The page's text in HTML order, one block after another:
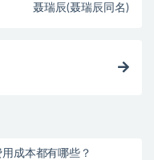
聂瑞辰(聂瑞辰同名)
成本都有哪些？